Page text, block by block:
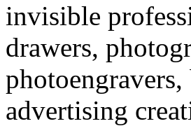
invisible
drawers,
advertising